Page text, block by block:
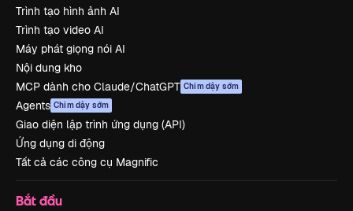
Trình tạo hình ảnh AI
Trình tạo video AI
Máy phát giọng nói AI
Nội dung kho
MCP dành cho Claude/ChatGPT Chim dậy sớm
Agents Chim dậy sớm
Giao diện lập trình ứng dụng (API)
Ứng dụng di động
Tất cả các công cụ Magnific
Bắt đầu